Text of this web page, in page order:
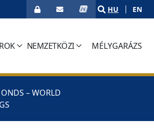
HU EN
NEMZETKÖZI MÉLYGARÁZS
(CURRENT)
– WORLD